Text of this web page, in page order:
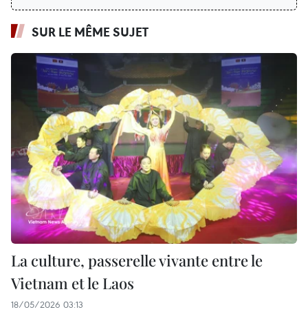
SUR LE MÊME SUJET
La culture, passerelle vivante entre le
Vietnam et le Laos
18/05/2026 03:13